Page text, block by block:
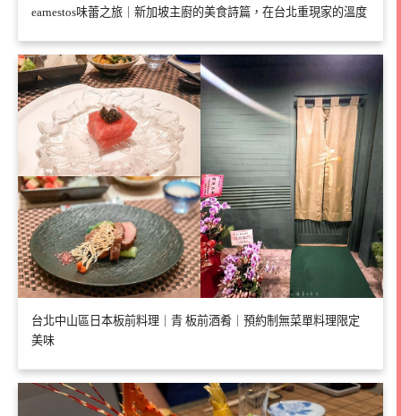
earnestos味蕾之旅｜新加坡主廚的美食詩篇，在台北重現家的溫度
台北中山區日本板前料理｜青 板前酒肴｜預約制無菜單料理限定
美味